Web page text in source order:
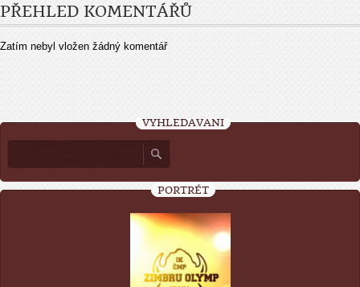
PŘEHLED KOMENTÁŘŮ
Zatím nebyl vložen žádný komentář
VYHLEDÁVÁNÍ
PORTRÉT